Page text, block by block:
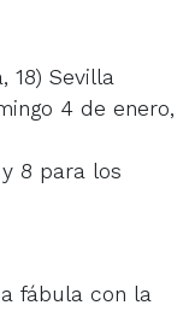
18) Sevilla
4 de enero,
8 para los
fábula con la